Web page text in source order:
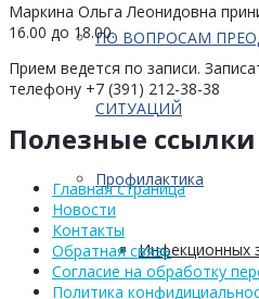
ПО ВОПРОСАМ
СИТУАЦИЙ
Профилактика
Инфекционных
Маркина Ольга Леонидовна
16.00 до 18.00.
Прием ведется по записи.
телефону +7 (391) 212-38-38
Полезные ссылки
Главная страница
Новости
Контакты
Обратная связь
Согласие на обработку
Политика